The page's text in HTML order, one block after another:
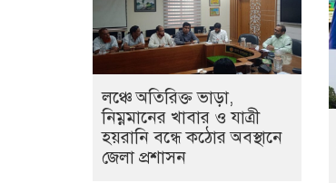
লঞ্চে অতিরিক্ত ভাড়া,
নিম্নমানের খাবার ও যাত্রী
হয়রানি বন্ধে কঠোর অবস্থানে
জেলা প্রশাসন